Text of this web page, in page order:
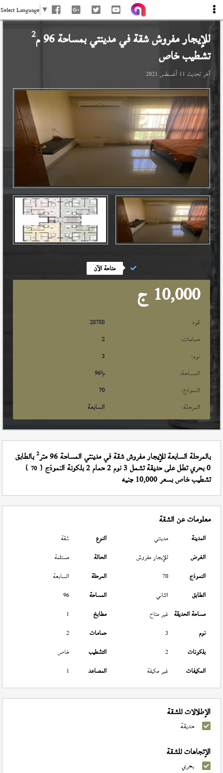
Select Language ▼
للإيجار مفروش شقة فيمدينتيبمساحة 96 م 2
تشطيب خاص
آخر تحديث 11 أغسطس 2021
متاحة الآن
10,000 ج
كود
28788
حمامات:
2
نوم:
3
المساحة:
96م²
النموذج:
70
المرحلة:
السابعة
بالمرحلة السابعة للإيجار مفروش شقة في مدينتي المساحة 96 متر 2بالطابق
0 بحري تطل على حديقة تشمل 3 نوم 2 حمام 2 بلكونة النموذج ( 70
)
تشطيب خاص بسعر 10,000 جنيه
معلومات عن الشقة
المدينة مدينتي النوع
شقة
الغرض
للإيجار مفروش الحالة
مستلمة
النموذج
70 المرحلة
السابعة
الطابق
الثاني المساحة
96
مساحة الحديقة غير متاح مطابخ
1
نوم
3 حمامات
2
بلكونات
2 التشطيب
خاص
المكيفات
غير مكيفة المصاعد 1
الإطلالات للشقة
حديقة
الإتجاهات للشقة
بحري